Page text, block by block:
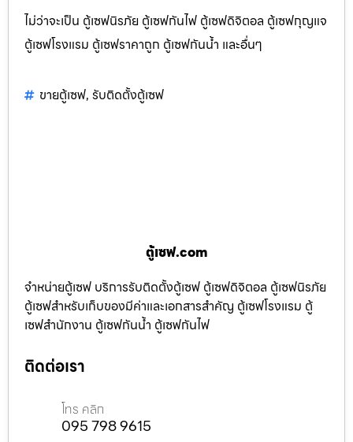
ไม่ว่าจะเป็น ตู้เซฟนิรภัย ตู้เซฟกันไฟ ตู้เซฟดิจิตอล ตู้เซฟกุญแจ
ตู้เซฟโรงแรม ตู้เซฟราคาถูก ตู้เซฟกันน้ำ และอื่นๆ
ขายตู้เซฟ, รับติดตั้งตู้เซฟ
ตู้เซฟ.com
จำหน่ายตู้เซฟ บริการรับติดตั้งตู้เซฟ ตู้เซฟดิจิตอล ตู้เซฟนิรภัย
ตู้เซฟสำหรับเก็บของมีค่าและเอกสารสำคัญ ตู้เซฟโรงแรม ตู้
เซฟสำนักงาน ตู้เซฟกันน้ำ ตู้เซฟกันไฟ
ติดต่อเรา
โทร คลิก
095 798 9615